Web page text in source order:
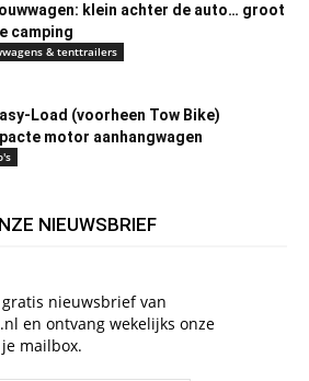
klein achter de auto… groot
camping
& tenttrailers
Load (voorheen Tow Bike)
motor aanhangwagen
NIEUWSBRIEF
nieuwsbrief van
en ontvang wekelijks onze
mailbox.